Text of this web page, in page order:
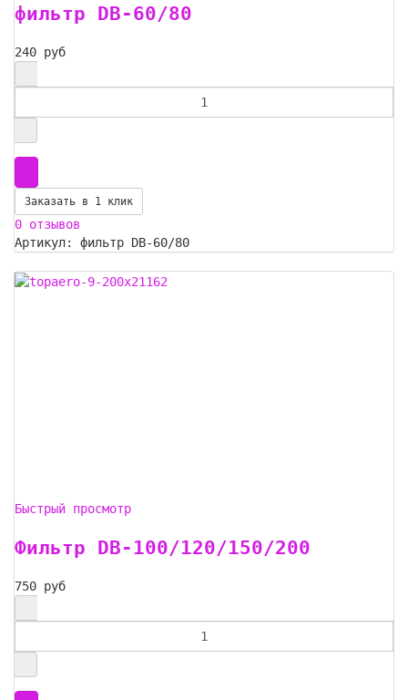
фильтр DB-60/80
240 руб
Заказать в 1 клик
0 отзывов
Артикул: фильтр DB-60/80
Быстрый просмотр
Фильтр DB-100/120/150/200
750 руб